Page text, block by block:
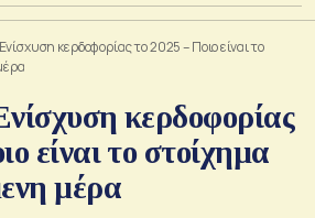
κερδοφορίας το 2025 – Ποιο είναι το
κερδοφορίας
είναι το στοίχημα
μέρα